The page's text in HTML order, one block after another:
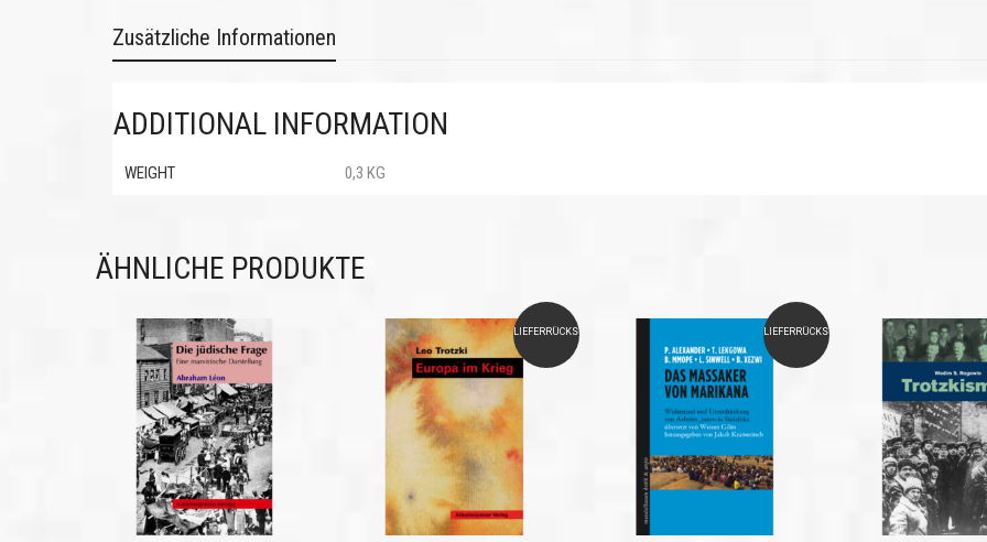
Zusätzliche Informationen
ADDITIONAL INFORMATION
WEIGHT 0,3 KG
ÄHNLICHE PRODUKTE
LIEFERRÜCKSTAND LIEFERRÜCKSTAND